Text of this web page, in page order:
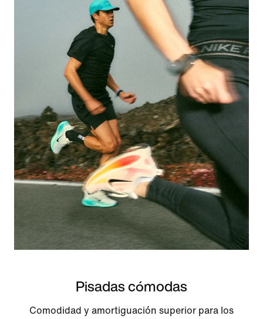
Pisadas cómodas
Comodidad y amortiguación superior para los